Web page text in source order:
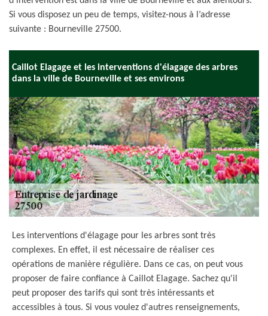
Si vous disposez un peu de temps, visitez-nous à l’adresse
suivante : Bourneville 27500.
Caillot Elagage et les interventions d'élagage des arbres
dans la ville de Bourneville et ses environs
Les interventions d'élagage pour les arbres sont très
complexes. En effet, il est nécessaire de réaliser ces
opérations de manière régulière. Dans ce cas, on peut vous
proposer de faire confiance à Caillot Elagage. Sachez qu'il
peut proposer des tarifs qui sont très intéressants et
accessibles à tous. Si vous voulez d'autres renseignements,